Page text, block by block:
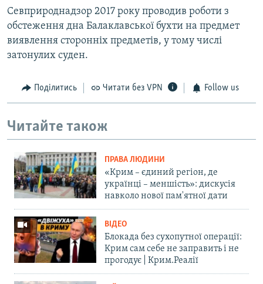
Севприроднадзор 2017 року проводив роботи з
обстеження дна Балаклавської бухти на предмет
виявлення сторонніх предметів, у тому числі
затонулих суден.
Поділитись Читати без VPN Follow us
Читайте також
ПРАВА ЛЮДИНИ
«Крим – єдиний регіон, де
українці – меншість»: дискусія
навколо нової пам'ятної дати
ВІДЕО
Блокада без сухопутної операції:
Крим сам себе не заправить і не
прогодує | Крим.Реалії